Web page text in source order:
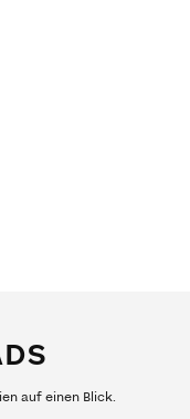
auf einen Blick.